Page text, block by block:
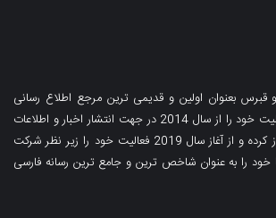
قبرس بعنوان اولین و قدیمی ترین مرجع اطلاع رسانی
فارسی زبان در قبرس فعالیت خود را از سال 2014 در جهت انتشار اخبار و اطلاعات
در حوزه های مختلف آغاز کرده و از آغاز سال 2019 فعالیت خود را زیر نظر شرکت
خود را به عنوان شاخص ترین و جامع ترین رسانه فارسی